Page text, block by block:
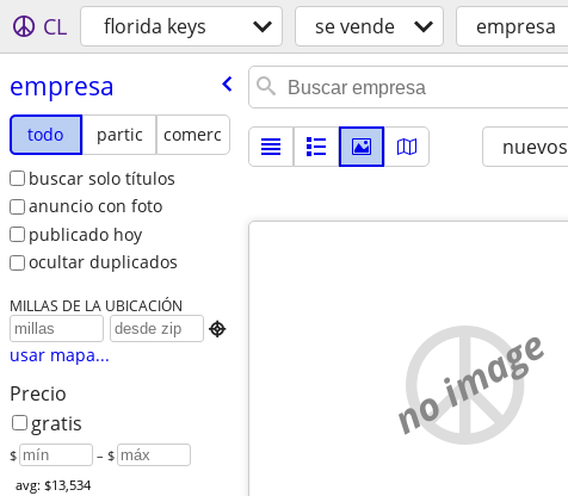
CL florida keys se vende empresa
empresa
todo partic
comerc
buscar solo títulos
anuncio con foto
publicado hoy
ocultar duplicados
MILLAS DE LA UBICACIÓN

usar mapa...
Precio
gratis
$ – $
avg: $13,534
nuevos
no image